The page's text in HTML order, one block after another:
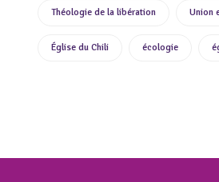
Théologie de la libération Union
Église du Chili écologie